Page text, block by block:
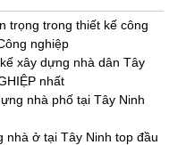
trọng trong thiết kế công
nghiệp
xây dựng nhà dân Tây
nhất
nhà phố tại Tây Ninh
nhà ở tại Tây Ninh top đầu